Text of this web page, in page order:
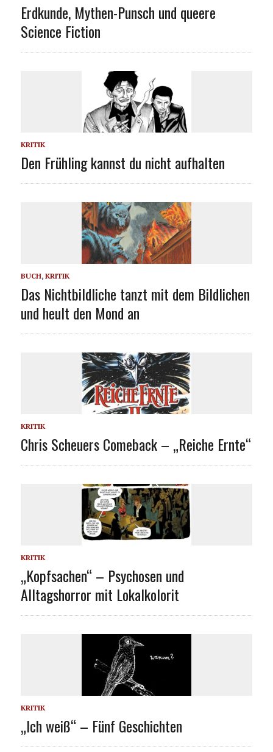
Erdkunde, Mythen-Punsch und queere
Science Fiction
KRITIK
Den Frühling kannst du nicht aufhalten
BUCH, KRITIK
Das Nichtbildliche tanzt mit dem Bildlichen
und heult den Mond an
KRITIK
Chris Scheuers Comeback – „Reiche Ernte“
KRITIK
„Kopfsachen“ – Psychosen und
Alltagshorror mit Lokalkolorit
KRITIK
„Ich weiß“ – Fünf Geschichten